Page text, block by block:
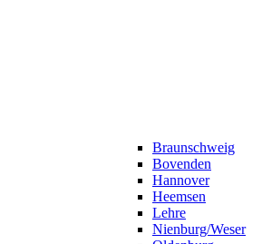
Braunschweig
Bovenden
Hannover
Heemsen
Lehre
Nienburg/Weser